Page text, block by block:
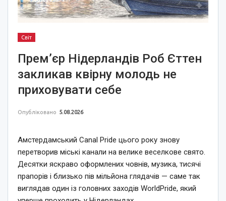
Світ
Прем’єр Нідерландів Роб Єттен
закликав квірну молодь не
приховувати себе
Опубліковано 5.08.2026
Амстердамський Canal Pride цього року знову
перетворив міські канали на велике веселкове свято.
Десятки яскраво оформлених човнів, музика, тисячі
прапорів і близько пів мільйона глядачів — саме так
виглядав один із головних заходів WorldPride, який